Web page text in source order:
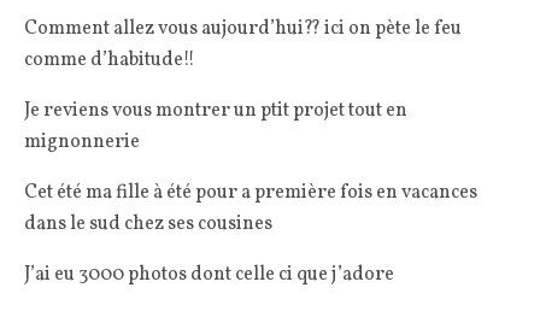
Comment allez vous aujourd’hui?? ici on pète le feu
comme d’habitude!!
Je reviens vous montrer un ptit projet tout en
mignonnerie
Cet été ma fille à été pour a première fois en vacances
dans le sud chez ses cousines
J’ai eu 3000 photos dont celle ci que j’adore